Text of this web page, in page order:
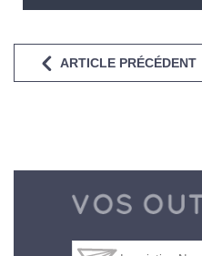
ARTICLE PRÉCÉDENT